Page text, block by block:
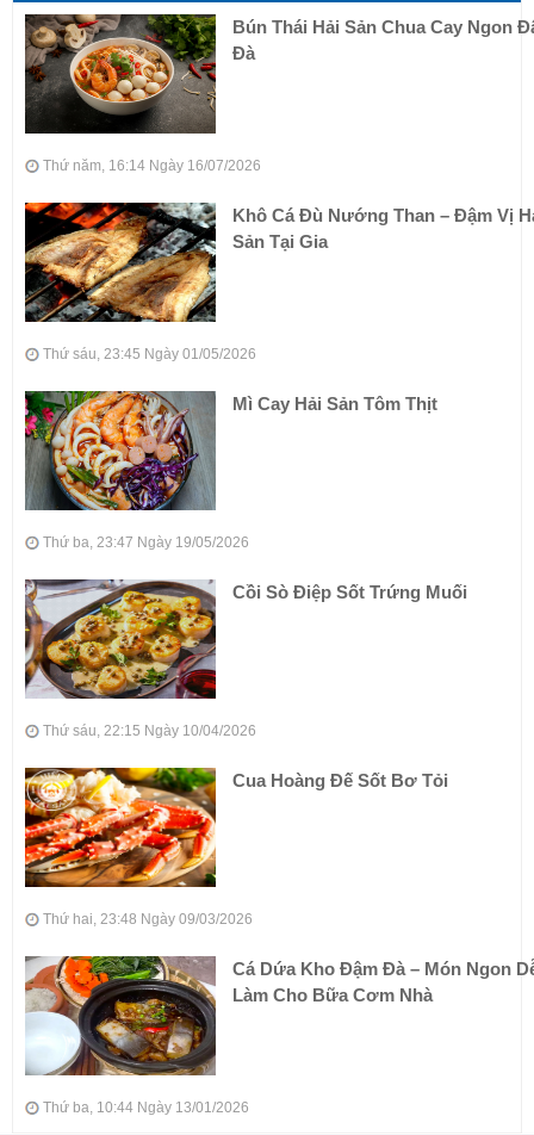
Bún Thái Hải Sản Chua Cay Ngon
Đà
Thứ năm, 16:14 Ngày 16/07/2026
Khô Cá Đù Nướng Than – Đậm Vị
Sản Tại Gia
Thứ sáu, 23:45 Ngày 01/05/2026
Mì Cay Hải Sản Tôm Thịt
Thứ ba, 23:47 Ngày 19/05/2026
Cồi Sò Điệp Sốt Trứng Muối
Thứ sáu, 22:15 Ngày 10/04/2026
Cua Hoàng Đế Sốt Bơ Tỏi
Thứ hai, 23:48 Ngày 09/03/2026
Cá Dứa Kho Đậm Đà – Món Ngon
Làm Cho Bữa Cơm Nhà
Thứ ba, 10:44 Ngày 13/01/2026